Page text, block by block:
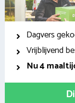
Dagvers
Vrijblijvend
Nu4